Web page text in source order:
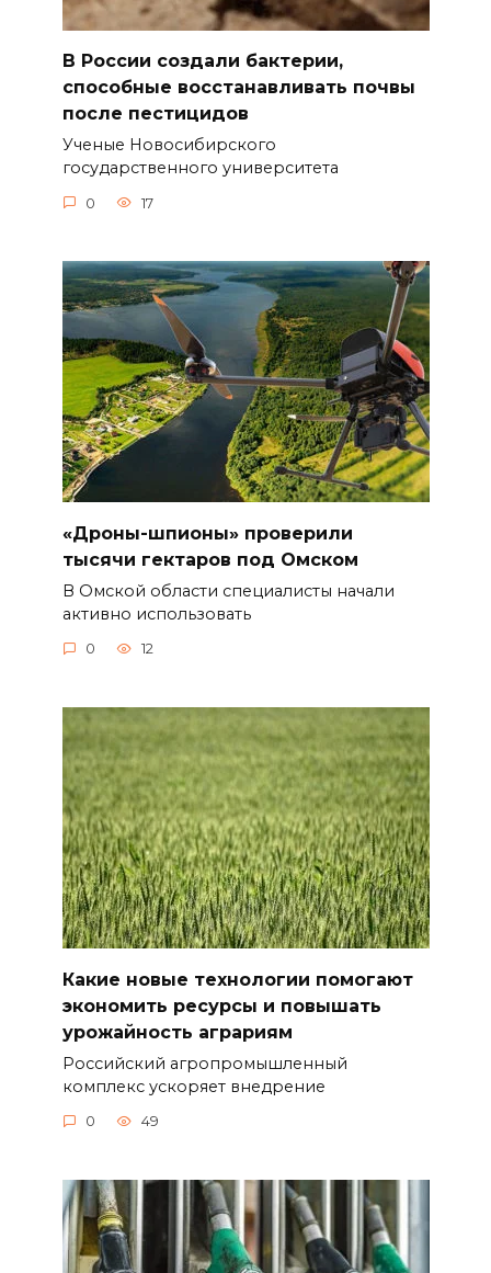
В России создали бактерии,
способные восстанавливать почвы
после пестицидов
Ученые Новосибирского
государственного университета
0 17
«Дроны-шпионы» проверили
тысячи гектаров под Омском
В Омской области специалисты начали
активно использовать
0 12
Какие новые технологии помогают
экономить ресурсы и повышать
урожайность аграриям
Российский агропромышленный
комплекс ускоряет внедрение
0 49